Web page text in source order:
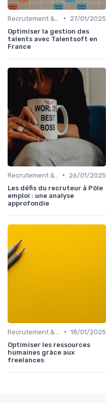
•
27/01/2025
Optimiser la gestion des
talents avec Talentsoft en
France
•
26/01/2025
Les défis du recruteur à Pôle
emploi : une analyse
approfondie
• 18/01/2025
Optimiser les ressources
humaines grâce aux
freelances